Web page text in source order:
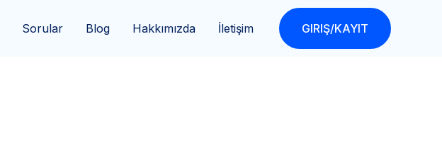
Sorular Blog Hakkımızda İletişim GIRIŞ/KAYIT